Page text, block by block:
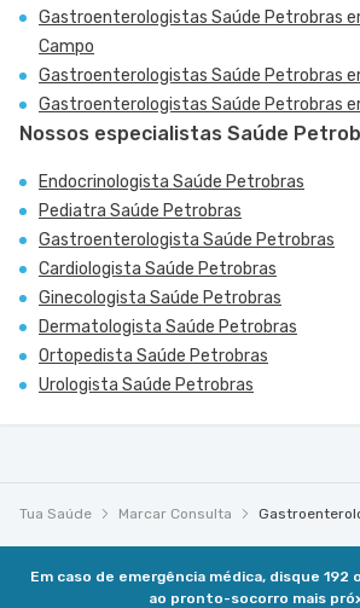
Gastroenterologistas Saúde Petrobras
Campo
Gastroenterologistas Saúde Petrobras
Gastroenterologistas Saúde Petrobras
Nossos especialistas Saúde
Endocrinologista Saúde Petrobras
Pediatra Saúde Petrobras
Gastroenterologista Saúde Petrobras
Cardiologista Saúde Petrobras
Ginecologista Saúde Petrobras
Dermatologista Saúde Petrobras
Ortopedista Saúde Petrobras
Urologista Saúde Petrobras
Tua Saúde Marcar Consulta
Em caso de emergência médica, disque
ao pronto-socorro mais